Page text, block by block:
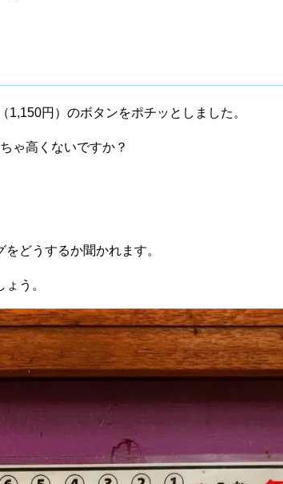
円）のボタンをポチッとしました。
ゃ高くないですか？
どうするか聞かれます。
う。